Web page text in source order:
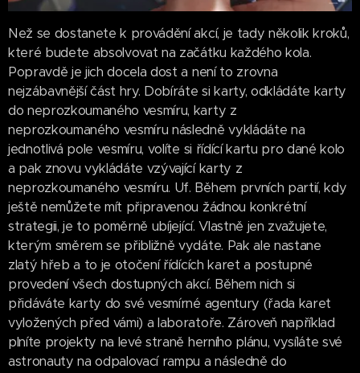
Než se dostanete k provádění akcí, je tady několik kroků,
které budete absolvovat na začátku každého kola.
Popravdě je jich docela dost a není to zrovna
nejzábavnější část hry. Dobíráte si karty, odkládáte karty
do neprozkoumaného vesmíru, karty z
neprozkoumaného vesmíru následně vykládáte na
jednotlivá pole vesmíru, volíte si řídící kartu pro dané kolo
a pak znovu vykládáte vzývající karty z
neprozkoumaného vesmíru. Uf. Během prvních partií, kdy
ještě nemůžete mít připravenou žádnou konkrétní
strategii, je to poměrně ubíjející. Vlastně jen zvažujete,
kterým směrem se přibližně vydáte. Pak ale nastane
zlatý hřeb a to je otočení řídících karet a postupné
provedení všech dostupných akcí. Během nich si
přidáváte karty do své vesmírné agentury (řada karet
vyložených před vámi) a laboratoře. Zároveň například
plníte projekty na levé straně herního plánu, vysíláte své
astronauty na odpalovací rampu a následně do